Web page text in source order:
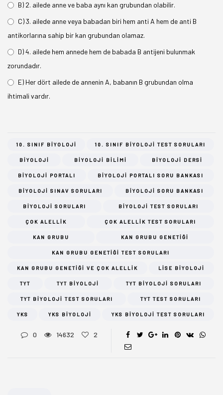
B) 2. ailede anne ve baba aynı kan grubundan olabilir.
C) 3. ailede anne veya babadan biri hem anti A hem de anti B
antikorlarına sahip bir kan grubundan olamaz.
D) 4. ailede hem annede hem de babada B antijeni bulunmak
zorundadır.
E) Her dört ailede de annenin A, babanın B grubundan olma
ihtimali vardır.
10. SINIF BIYOLOJI 10. SINIF BIYOLOJI TEST SORULARI
BIYOLOJI BIYOLOJI BILIMI BIYOLOJI DERSI
BIYOLOJI PORTALI BIYOLOJI PORTALI SORU BANKASI
BIYOLOJI SINAV SORULARI BIYOLOJI SORU BANKASI
BIYOLOJI SORULARI BIYOLOJI TEST SORULARI
ÇOK ALELLIK ÇOK ALELLIK TEST SORULARI
KAN GRUBU KAN GRUBU GENETIĞI
KAN GRUBU GENETIĞI TEST SORULARI
KAN GRUBU GENETIĞI VE ÇOK ALELLIK LISE BIYOLOJI
TYT TYT BIYOLOJI TYT BIYOLOJI SORULARI
TYT BIYOLOJI TEST SORULARI TYT TEST SORULARI
YKS YKS BIYOLOJI YKS BIYOLOJI TEST SORULARI
0 14632 2